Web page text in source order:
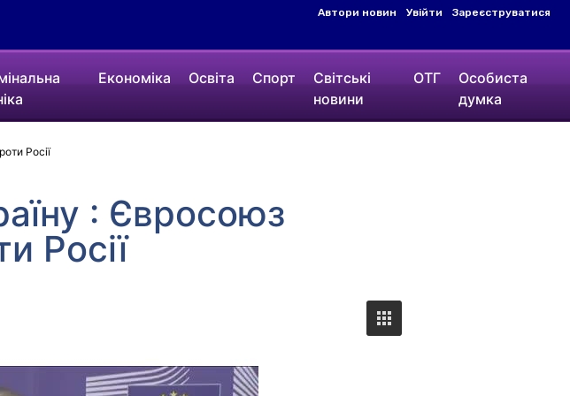
Автори новин Увійти Зареєструватися
Економіка Освіта Спорт
Світські
новини
ОТГ
Особиста
думка
Росії
: Євросоюз
Росії